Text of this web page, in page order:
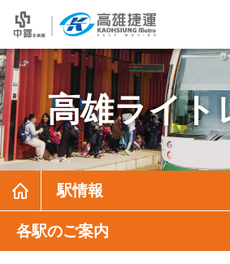
高雄ライト
駅情報
各駅のご案内